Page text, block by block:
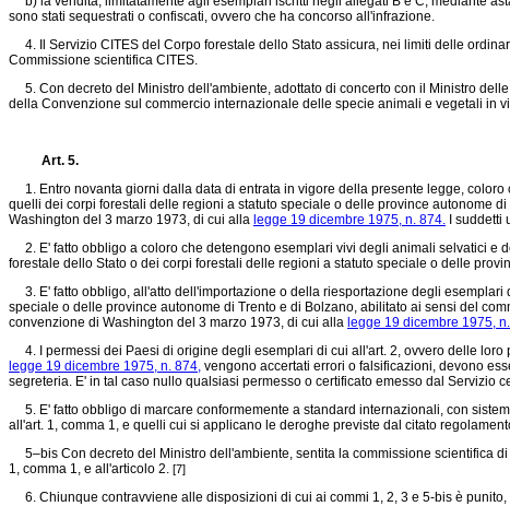
sono stati sequestrati o confiscati, ovvero che ha concorso all'infrazione.
4. Il Servizio CITES del Corpo forestale dello Stato assicura, nei limiti delle
Commissione scientifica CITES.
5. Con decreto del Ministro dell'ambiente, adottato di concerto con il Ministro
della Convenzione sul commercio internazionale delle specie animali e vegetali in
Art. 5.
1. Entro novanta giorni dalla data di entrata in vigore della presente legge,
quelli dei corpi forestali delle regioni a statuto speciale o delle province autonome
Washington del 3 marzo 1973, di cui alla legge 19 dicembre 1975, n. 874. I
2. E' fatto obbligo a coloro che detengono esemplari vivi degli animali selvatici e
forestale dello Stato o dei corpi forestali delle regioni a statuto speciale o delle
3. E' fatto obbligo, all'atto dell'importazione o della riesportazione degli esemplari
speciale o delle province autonome di Trento e di Bolzano, abilitato ai sensi del
convenzione di Washington del 3 marzo 1973, di cui alla legge 19 dicembre 1975,
4. I permessi dei Paesi di origine degli esemplari di cui all'art. 2, ovvero delle
legge 19 dicembre 1975, n. 874, vengono accertati errori o falsificazioni, devono
segreteria. E' in tal caso nullo qualsiasi permesso o certificato emesso dal
5. E' fatto obbligo di marcare conformemente a standard internazionali, con
all'art. 1, comma 1, e quelli cui si applicano le deroghe previste dal citato
5–bis Con decreto del Ministro dell'ambiente, sentita la commissione scientifica
1, comma 1, e all'articolo 2. [7]
6. Chiunque contravviene alle disposizioni di cui ai commi 1, 2, 3 e 5-bis è